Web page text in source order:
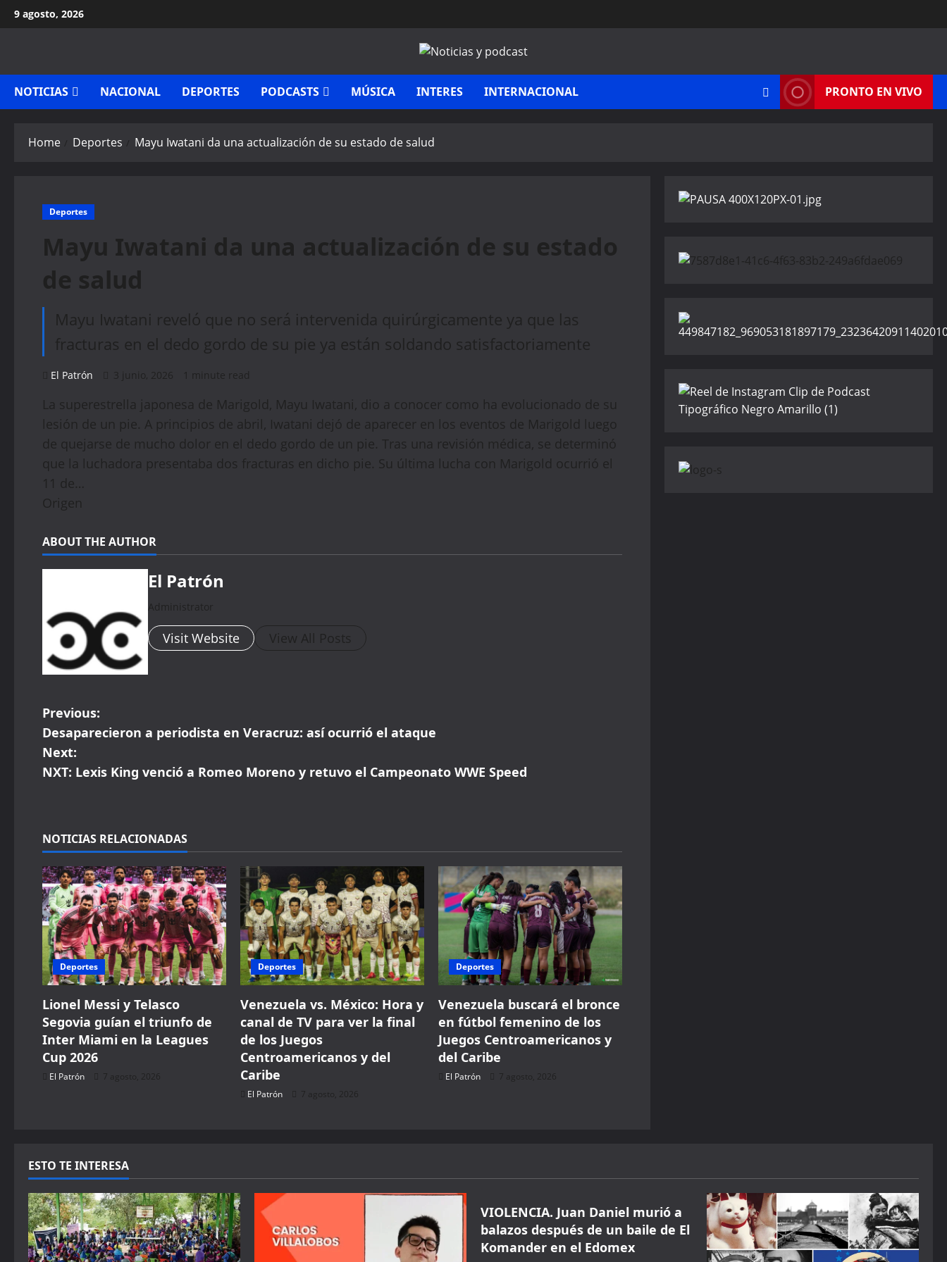
Skip
to
9 agosto, 2026
NOTICIAS NACIONAL DEPORTES PODCASTS MÚSICA INTERES INTERNACIONAL PRONTO EN VIVO
Home Deportes Mayu Iwatani da una actualización de su estado de salud
Deportes
Mayu Iwatani da una actualización de su estado
de salud
Mayu Iwatani reveló que no será intervenida quirúrgicamente ya que las
fracturas en el dedo gordo de su pie ya están soldando satisfactoriamente
El Patrón 3 junio, 2026 1 minute read
La superestrella japonesa de Marigold, Mayu Iwatani, dio a conocer como ha evolucionado de su
lesión de un pie. A principios de abril, Iwatani dejó de aparecer en los eventos de Marigold luego
de quejarse de mucho dolor en el dedo gordo de un pie. Tras una revisión médica, se determinó
que la luchadora presentaba dos fracturas en dicho pie. Su última lucha con Marigold ocurrió el
11 de…
Origen
ABOUT THE AUTHOR
El Patrón
Administrator
Visit Website View All Posts
P
o
s
n
a
v
i
g
a
t
i
o
Previous:
Desaparecieron a periodista en Veracruz: así ocurrió el ataque
Next:
NXT: Lexis King venció a Romeo Moreno y retuvo el Campeonato WWE Speed
NOTICIAS RELACIONADAS
Deportes
Lionel Messi y Telasco
Segovia guían el triunfo de
Inter Miami en la Leagues
Cup 2026
El Patrón 7 agosto, 2026
Deportes
Venezuela vs. México: Hora y
canal de TV para ver la final
de los Juegos
Centroamericanos y del
Caribe
El Patrón 7 agosto, 2026
Deportes
Venezuela buscará el bronce
en fútbol femenino de los
Juegos Centroamericanos y
del Caribe
El Patrón 7 agosto, 2026
ESTO TE INTERESA
VIOLENCIA. Juan Daniel murió a
balazos después de un baile de El
Komander en el Edomex
reservation. No promo code needed — discount applies
PROMO CODEWELCOME15 COPY
1,729 people booked today
Book with Discount →
* Offer valid for first-time bookings up to $3,000. Applies to all payment
cards. Limited availability.